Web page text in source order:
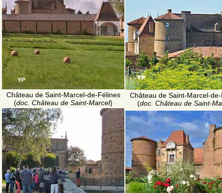
Château de Saint-Marcel-de-Félines
(doc. Château de Saint-Marcel)
Château de Saint-Marcel-
(doc. Château de Saint-